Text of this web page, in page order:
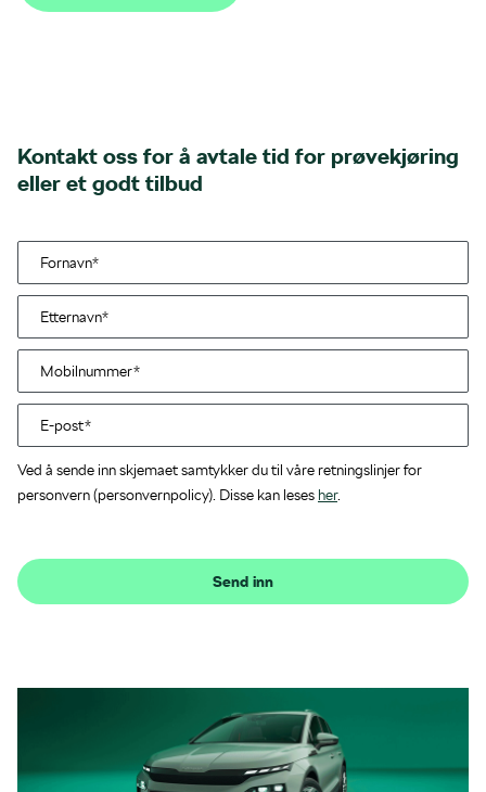
Kontakt oss for å avtale tid for prøvekjøring
eller et godt tilbud
Ved å sende inn skjemaet samtykker du til våre retningslinjer for
personvern (personvernpolicy). Disse kan leses her.
Send inn